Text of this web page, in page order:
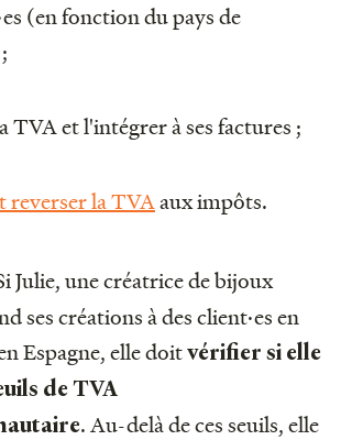
(en fonction du pays de
TVA et l'intégrer à ses factures ;
reverser la TVAaux impôts.
Julie, une créatrice de bijoux
ses créations à des client·es en
Espagne, elle doitvérifier si elle
de TVA
. Au-delà de ces seuils, elle